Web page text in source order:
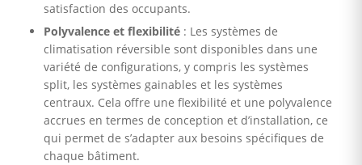
satisfaction des occupants.
Polyvalence et flexibilité : Les systèmes de
climatisation réversible sont disponibles dans une
variété de configurations, y compris les systèmes
split, les systèmes gainables et les systèmes
centraux. Cela offre une flexibilité et une polyvalence
accrues en termes de conception et d’installation, ce
qui permet de s’adapter aux besoins spécifiques de
chaque bâtiment.